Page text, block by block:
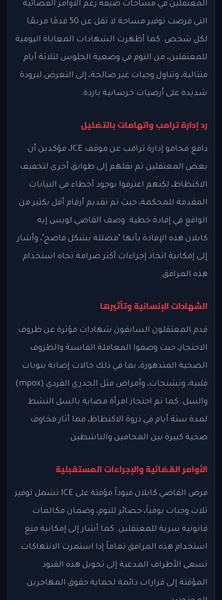
المعتقلين في مساحات ضيقة رغم الأوامر القضائية
التي فرضت توفير مساحة لا تقل عن 50 قدمًا مربعًا
لكل شخص. كما أظهرت الشهادات المعاناة اليومية
للمعتقلين، من النوم في وضعية الجلوس لثلاثة أيام
متتالية، وتناول وجبات غير صالحة، إلى التعرض لبرودة
شديدة على أرضيات خرسانية باردة.
رد إدارة ترامب واتهامات بالتضليل
دافع محامو إدارة ترامب عن موقف ICE، مؤكدين أن
بعض المعتقلين تم نقلهم إلى طوابق أخرى لتخفيف
الاكتظاظ، لكنهم اعترفوا بوجود أخطاء في البيانات
المقدمة للمحكمة، حيث تم تقديم أرقام أقل بكثير من
الواقع في إفادة خطية. وصف القاضي لويس إيه.
كابلان هذه الإفادة بأنها "مضللة بشكل فاضح"، وأشار
إلى إمكانية اتخاذ إجراءات أكثر صرامة تجاه استخدام
هذه المرافق.
الشهادات الإنسانية وتأثيرها
قدم المعتقلون السابقون شهادات مؤثرة عن ظروف
الاحتجاز، حيث وصفوا المعاملة القاسية والظروف
الصحية المتدهورة، بما في ذلك حالات إصابة بنوبات
قلبية، وتشنجات، وأمراض مثل الجدري القردي (mpox)
والسل. كما تم احتجاز امرأة مصابة بالسل النشط
لمدة ستة أيام في ذروة الاكتظاظ، مما أثار مخاوف
صحية كبيرة بين المحامين والناشطين.
الأوامر القضائية والإجراءات المستقبلية
فرض القاضي كابلان قيوداً مؤقتة على ICE تشمل توفير
ثلاث وجبات يومياً، حصائر للنوم، وضمان مكالمات
قانونية سرية للمعتقلين. كما أشار إلى إمكانية منع
استخدام هذه المرافق تماماً إذا استمرت الانتهاكات.
تسعى الأطراف المدعية إلى تحويل هذه القيود
المؤقتة إلى قرارات دائمة لحماية حقوق المهاجرين